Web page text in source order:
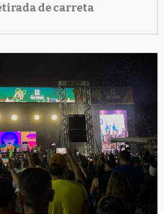
de carreta